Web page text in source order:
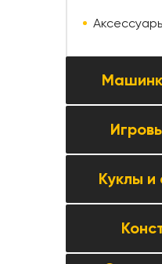
Все
Паркинги,
Все
Фигурки
Фигурки
Куклы и
Все
Куклы